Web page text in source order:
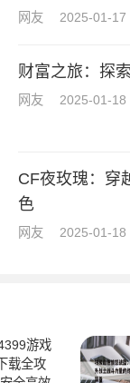
网友 2025-01-17
财富之旅：探
网友 2025-01-18
CF夜玫瑰：穿
色
网友 2025-01-18